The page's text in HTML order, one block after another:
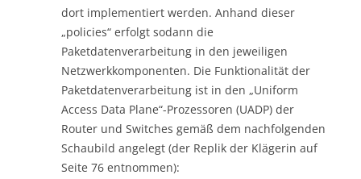
dort implementiert werden. Anhand dieser
„policies“ erfolgt sodann die
Paketdatenverarbeitung in den jeweiligen
Netzwerkkomponenten. Die Funktionalität der
Paketdatenverarbeitung ist in den „Uniform
Access Data Plane“-Prozessoren (UADP) der
Router und Switches gemäß dem nachfolgenden
Schaubild angelegt (der Replik der Klägerin auf
Seite 76 entnommen):